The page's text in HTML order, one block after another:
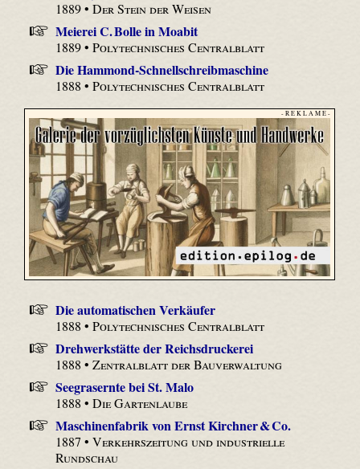
1889 •Der Stein der Weisen
Meierei C. Bolle in Moabit
1889 •Polytechnisches Centralblatt
Die Hammond-Schnellschreibmaschine
1888 •Polytechnisches Centralblatt
- R E K L A M E -
Die automatischen Verkäufer
1888 •Polytechnisches Centralblatt
Drehwerkstätte der Reichsdruckerei
1888 •Zentralblatt der Bauverwaltung
Seegrasernte bei St. Malo
1888 •Die Gartenlaube
Maschinenfabrik von Ernst Kirchner & Co.
1887 •Verkehrszeitung und industrielle
Rundschau